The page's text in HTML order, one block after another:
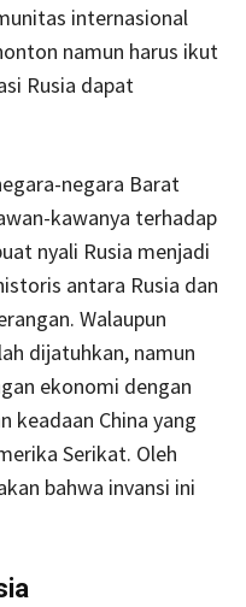
internasional
namun harus ikut
Rusia dapat
negara Barat
kawanya terhadap
nyali Rusia menjadi
antara Rusia dan
Walaupun
dijatuhkan, namun
ekonomi dengan
keadaan China yang
Serikat. Oleh
bahwa invansi ini